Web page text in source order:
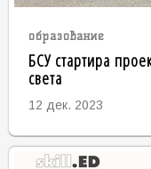
образование
БСУ стартира
света
12 дек. 2023